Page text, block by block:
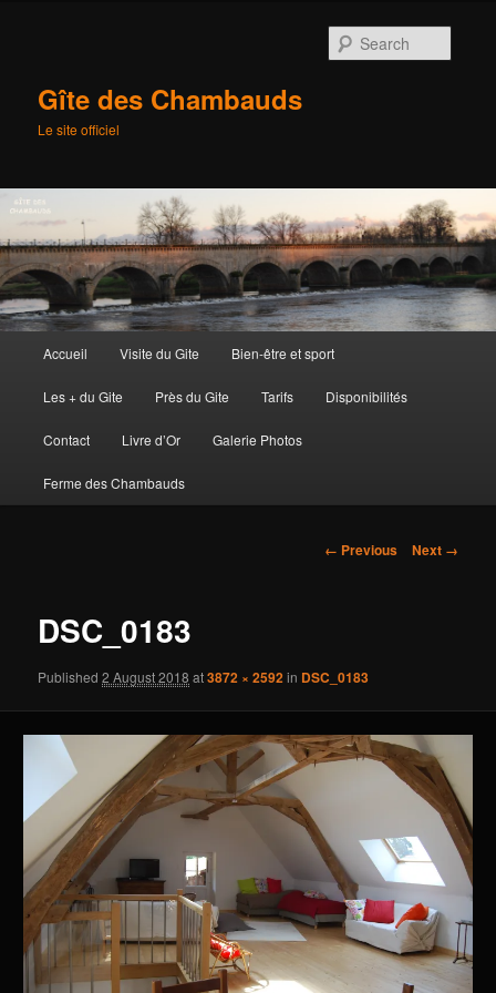
Gîte des Chambauds
Le site officiel
Skip
to
primary
Accueil Visite du Gite Bien-être et sport
Les + du Gite Près du Gite Tarifs Disponibilités
Contact Livre d’Or Galerie Photos
Ferme des Chambauds
Image
← Previous Next →
DSC_0183
Published2 August 2018 at3872 × 2592 in DSC_0183